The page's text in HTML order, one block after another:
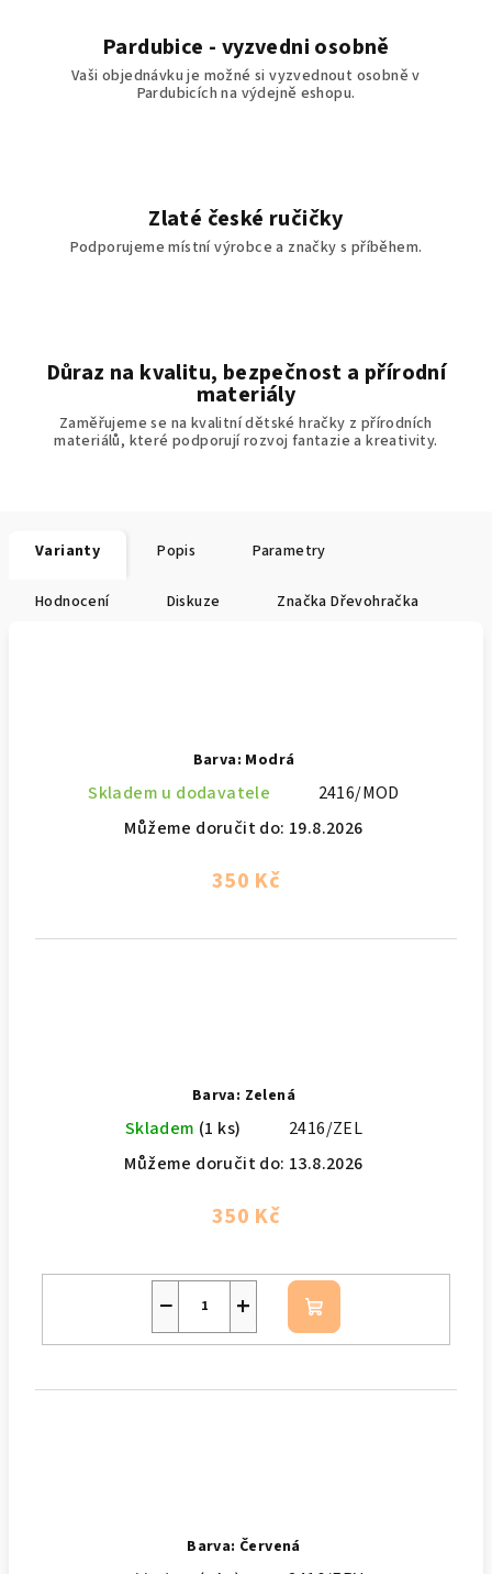
Pardubice - vyzvedni osobně
Vaši objednávku je možné si vyzvednout osobně v
Pardubicích na výdejně eshopu.
Zlaté české ručičky
Podporujeme místní výrobce a značky s příběhem.
Důraz na kvalitu, bezpečnost a přírodní
materiály
Zaměřujeme se na kvalitní dětské hračky z přírodních
materiálů, které podporují rozvoj fantazie a kreativity.
Varianty Popis Parametry
Hodnocení Diskuze Značka Dřevohračka
Barva: Modrá
Skladem u dodavatele
2416/MOD
Můžeme doručit do: 19.8.2026
350 Kč
Barva: Zelená
Skladem (1 ks)
2416/ZEL
Můžeme doručit do: 13.8.2026
350 Kč
+
− Do
košíku
Barva: Červená